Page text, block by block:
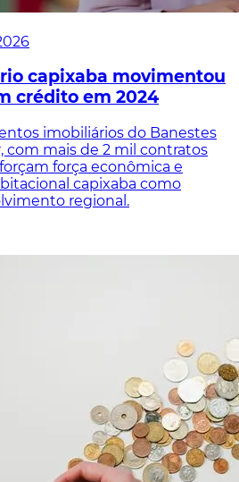
capixaba movimentou
crédito em 2024
imobiliários do Banestes
com mais de 2 mil contratos
força econômica e
capixaba como
regional.